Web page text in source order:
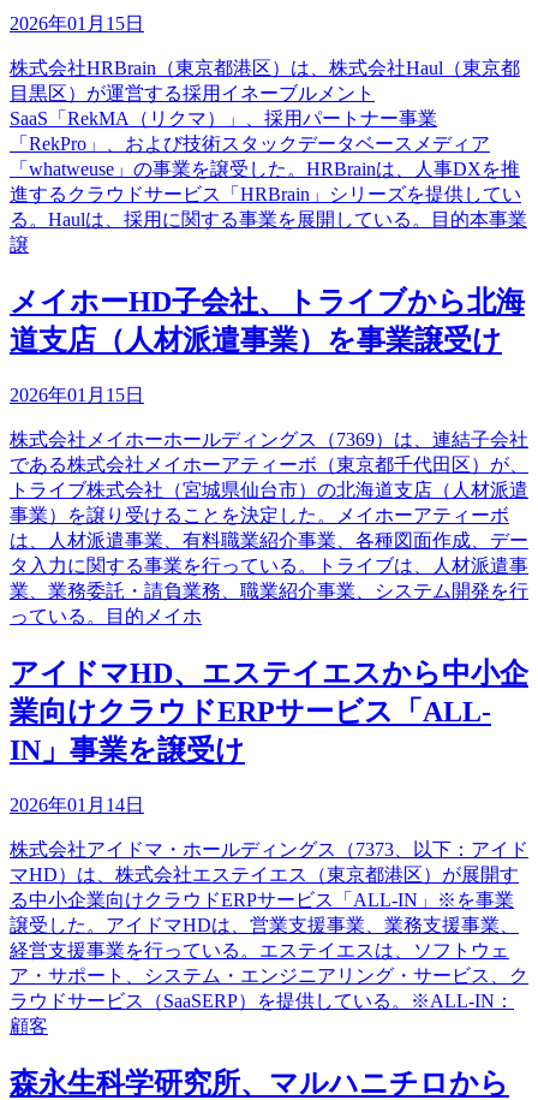
2026年01月15日
株式会社HRBrain（東京都港区）は、株式会社Haul（東京都
目黒区）が運営する採用イネーブルメント
SaaS「RekMA（リクマ）」、採用パートナー事業
「RekPro」、および技術スタックデータベースメディア
「whatweuse」の事業を譲受した。HRBrainは、人事DXを推
進するクラウドサービス「HRBrain」シリーズを提供してい
る。Haulは、採用に関する事業を展開している。目的本事業
譲
メイホーHD子会社、トライブから北海
道支店（人材派遣事業）を事業譲受け
2026年01月15日
株式会社メイホーホールディングス（7369）は、連結子会社
である株式会社メイホーアティーボ（東京都千代田区）が、
トライブ株式会社（宮城県仙台市）の北海道支店（人材派遣
事業）を譲り受けることを決定した。メイホーアティーボ
は、人材派遣事業、有料職業紹介事業、各種図面作成、デー
タ入力に関する事業を行っている。トライブは、人材派遣事
業、業務委託・請負業務、職業紹介事業、システム開発を行
っている。目的メイホ
アイドマHD、エステイエスから中小企
業向けクラウドERPサービス「ALL-
IN」事業を譲受け
2026年01月14日
株式会社アイドマ・ホールディングス（7373、以下：アイド
マHD）は、株式会社エステイエス（東京都港区）が展開す
る中小企業向けクラウドERPサービス「ALL-IN」※を事業
譲受した。アイドマHDは、営業支援事業、業務支援事業、
経営支援事業を行っている。エステイエスは、ソフトウェ
ア・サポート、システム・エンジニアリング・サービス、ク
ラウドサービス（SaaSERP）を提供している。※ALL-IN：
顧客
森永生科学研究所、マルハニチロから